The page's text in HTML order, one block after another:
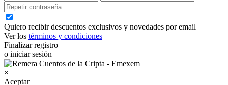
Quiero recibir descuentos exclusivos y novedades por email
Ver los términos y condiciones
Finalizar registro
o iniciar sesión
×
Aceptar